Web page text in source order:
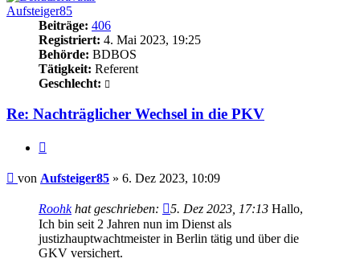
Aufsteiger85
Beiträge: 406
Registriert: 4. Mai 2023, 19:25
Behörde: BDBOS
Tätigkeit: Referent
Geschlecht:
Re: Nachträglicher Wechsel in die PKV
Beitrag
von Aufsteiger85 » 6. Dez 2023, 10:09
Roohkhat geschrieben: 5. Dez 2023, 17:13 Hallo,
Ich bin seit 2 Jahren nun im Dienst als
justizhauptwachtmeister in Berlin tätig und über die
GKV versichert.